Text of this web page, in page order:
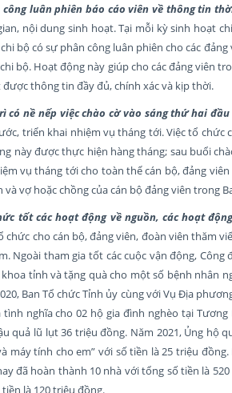
luân phiên báo cáo viên về thông tin
nội dung sinh hoạt. Tại mỗi kỳ sinh hoạt
bộ có sự phân công luân phiên cho các
bộ. Hoạt động này giúp cho các đảng viên
thông tin đầy đủ, chính xác và kịp thời.
có nề nếp việc chào cờ vào sáng thứ hai
triển khai nhiệm vụ tháng tới. Việc tổ
này được thực hiện hàng tháng; sau buổi
vụ tháng tới cho toàn thể cán bộ, đảng
và vợ hoặc chồng của cán bộ đảng viên trong
tốt các hoạt động về nguồn, các hoạt
chức cho cán bộ, đảng viên, đoàn viên thăm
Ngoài tham gia tốt các cuộc vận động,
tỉnh và tặng quà cho một số bệnh nhân
Ban Tổ chức Tỉnh ủy cùng với Vụ Địa
tình nghĩa cho 02 hộ gia đình nghèo tại
quả lũ lụt 36 triệu đồng. Năm 2021, Ủng hộ
máy tính cho em” với số tiền là 25 triệu
đã hoàn thành 10 nhà với tổng số tiền là
là 120 triệu đồng.